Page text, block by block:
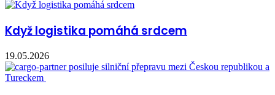
Když logistika pomáhá srdcem
19.05.2026